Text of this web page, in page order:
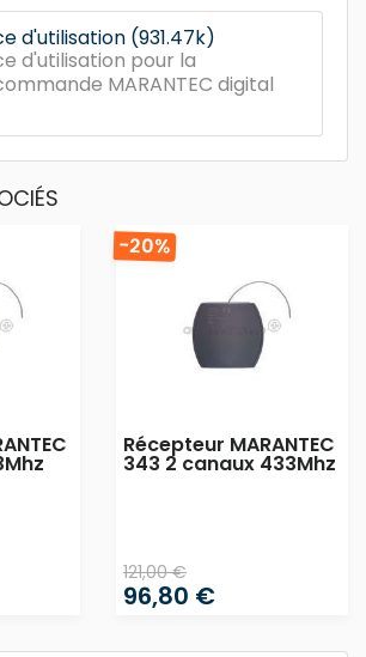
d'utilisation (931.47k)
d'utilisation pour la
MARANTEC digital
Récepteur MARANTEC
343 2 canaux 433Mhz
121,00 €
-20%
96,80 €